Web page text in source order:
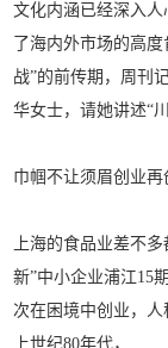
文化内涵已经深入
了海内外市场的高
战”的前传期，周刊
华女士，请她讲述“
巾帼不让须眉创业再
上海的食品业差不
新”中小企业浦江15
次在困境中创业，人
上世纪80年代，